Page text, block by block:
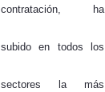
contratación, ha
subido en todos los
sectores la más